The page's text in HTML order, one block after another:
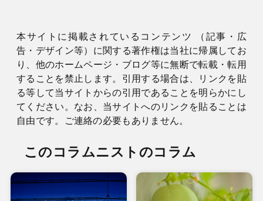
本サイトに掲載されているコンテンツ （記事・広
告・デザイン等）に関する著作権は当社に帰属してお
り、他のホームページ・ブログ等に無断で転載・転用
することを禁止します。引用する場合は、リンクを貼
る等して当サイトからの引用であることを明らかにし
てください。なお、当サイトへのリンクを貼ることは
自由です。ご連絡の必要もありません。
このコラムニストのコラム